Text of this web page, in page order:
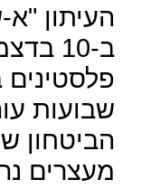
העיתון
ב-10
שבועות
הביטחון
מעצרים